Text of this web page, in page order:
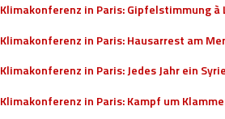
Klimakonferenz in Paris: Gipfelstimmung à
Klimakonferenz in Paris: Hausarrest am
Klimakonferenz in Paris: Jedes Jahr ein
Klimakonferenz in Paris: Kampf um